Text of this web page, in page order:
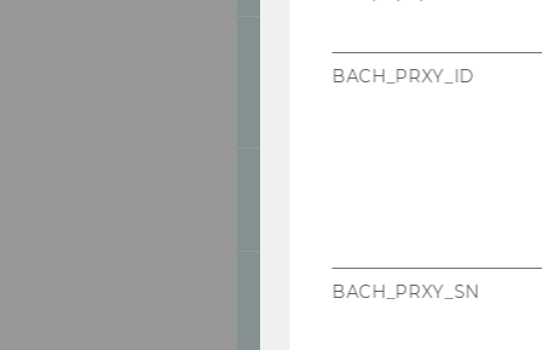
Ernennung zur
Instituts für
Development,
Einladung zum
von Herrn Dr.
Verleihung der
"Statistik" an
BACH_PRXY_ID
BACH_PRXY_SN